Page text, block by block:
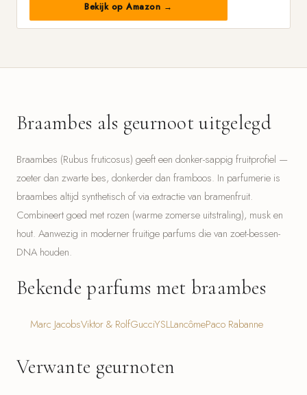
Bekijk op Amazon →
Braambes als geurnoot uitgelegd
Braambes (Rubus fruticosus) geeft een donker-sappig fruitprofiel —
zoeter dan zwarte bes, donkerder dan framboos. In parfumerie is
braambes altijd synthetisch of via extractie van bramenfruit.
Combineert goed met rozen (warme zomerse uitstraling), musk en
hout. Aanwezig in moderner fruitige parfums die van zoet-bessen-
DNA houden.
Bekende parfums met braambes
Marc JacobsViktor & RolfGucciYSLLancômePaco Rabanne
Verwante geurnoten